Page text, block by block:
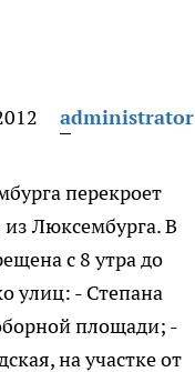
administrator
перекроет
Люксембурга. В
с 8 утра до
улиц: - Степана
площади; -
на участке от